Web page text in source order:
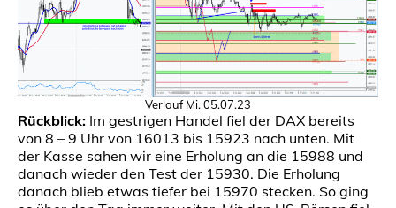
Verlauf Mi. 05.07.23
Rückblick: Im gestrigen Handel fiel der DAX bereits
von 8 – 9 Uhr von 16013 bis 15923 nach unten. Mit
der Kasse sahen wir eine Erholung an die 15988 und
danach wieder den Test der 15930. Die Erholung
danach blieb etwas tiefer bei 15970 stecken. So ging